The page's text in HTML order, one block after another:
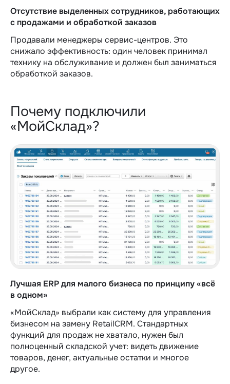
Отсутствие выделенных сотрудников, работающих
с продажами и обработкой заказов
Продавали менеджеры сервис-центров. Это
снижало эффективность: один человек принимал
технику на обслуживание и должен был заниматься
обработкой заказов.
Почему подключили
«МойСклад»?
Лучшая ERP для малого бизнеса по принципу «всё
в одном»
«МойСклад» выбрали как систему для управления
бизнесом на замену RetailCRM. Стандартных
функций для продаж не хватало, нужен был
полноценный складской учет: видеть движение
товаров, денег, актуальные остатки и многое
другое.